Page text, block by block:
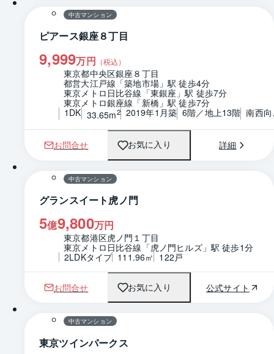
中古マンション
ピアース銀座８丁目
9,999万円 （税込）
東京都中央区銀座８丁目
都営大江戸線「築地市場」駅 徒歩4分
東京メトロ日比谷線「東銀座」駅 徒歩7分
東京メトロ銀座線「新橋」駅 徒歩7分
1DK 33.65m2 2019年1月築 6階／地上13階 南西
お問合せ お気に入り 詳細
中古マンション
グランスイート虎ノ門
5億9,800万円
東京都港区虎ノ門１丁目
東京メトロ日比谷線「虎ノ門ヒルズ」駅 徒歩1分
2LDKタイプ 111.96㎡ 122戸
お問合せ お気に入り 公式サイト
中古マンション
東京ツインパークス